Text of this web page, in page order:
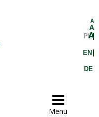
A
A
A
PL
EN
DE

Menu